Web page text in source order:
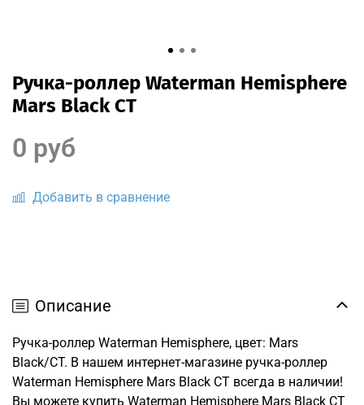
Ручка-роллер Waterman Hemisphere
Mars Black CT
Добавить в сравнение
0 руб
Описание
Ручка-роллер Waterman Hemisphere, цвет: Mars
Black/CT. В нашем интернет-магазине ручка-роллер
Waterman Hemisphere Mars Black CT всегда в наличии!
Вы можете купить Waterman Hemisphere Mars Black CT